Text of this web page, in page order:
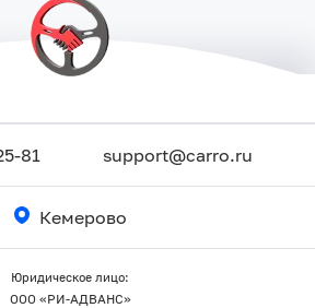
81 support@carro.ru
Кемерово
Юридическое лицо:
ООО «РИ-АДВАНС»